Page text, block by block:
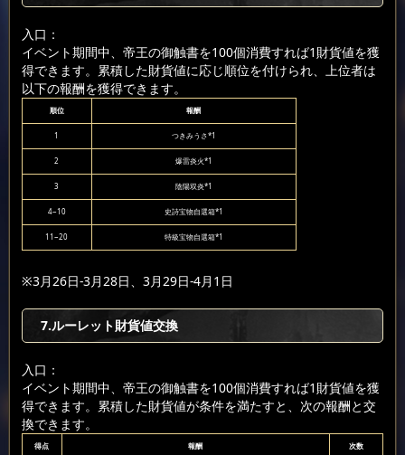
入口：
イベント期間中、帝王の御触書を100個消費すれば1財貨値を獲
得できます。累積した財貨値に応じ順位を付けられ、上位者は
以下の報酬を獲得できます。
順位 報酬
1 つきみうさ*1
2 爆雷炎火*1
3 陰陽双炎*1
4~10 史詩宝物自選箱*1
11~20 特級宝物自選箱*1
※3月26日-3月28日、3月29日-4月1日
7.ルーレット財貨値交換
入口：
イベント期間中、帝王の御触書を100個消費すれば1財貨値を獲
得できます。累積した財貨値が条件を満たすと、次の報酬と交
換できます。
得点 報酬 次数